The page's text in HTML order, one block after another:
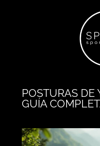
POSTURAS DE
GUÍA